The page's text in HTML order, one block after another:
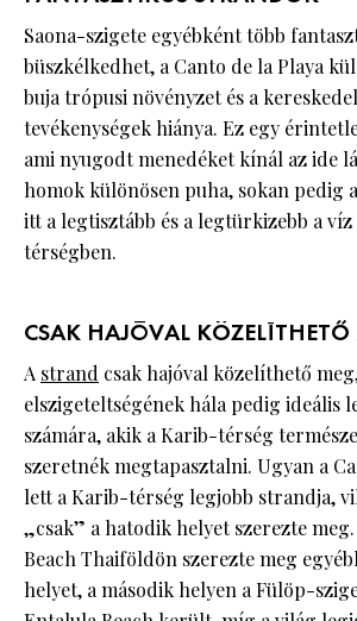
Saona-szigete egyébként több
büszkélkedhet, a Canto de la Playa
buja trópusi növényzet és a
tevékenységek hiánya. Ez egy
ami nyugodt menedéket kínál az ide
homok különösen puha, sokan pedig
itt a legtisztább és a legtürkizebb a
térségben.
CSAK HAJÓVAL KÖZELÍTHETŐ
A strand csak hajóval közelíthető
elszigeteltségének hála pedig ideális
számára, akik a Karib-térség
szeretnék megtapasztalni. Ugyan a
lett a Karib-térség legjobb strandja,
„csak” a hatodik helyet szerezte meg.
Beach Thaiföldön szerezte meg
helyet, a második helyen a Fülöp-